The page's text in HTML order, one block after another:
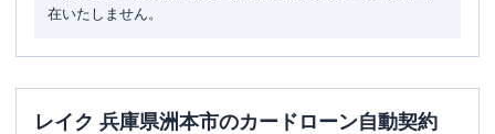
在いたしません。
レイク 兵庫県洲本市のカードローン自動契約